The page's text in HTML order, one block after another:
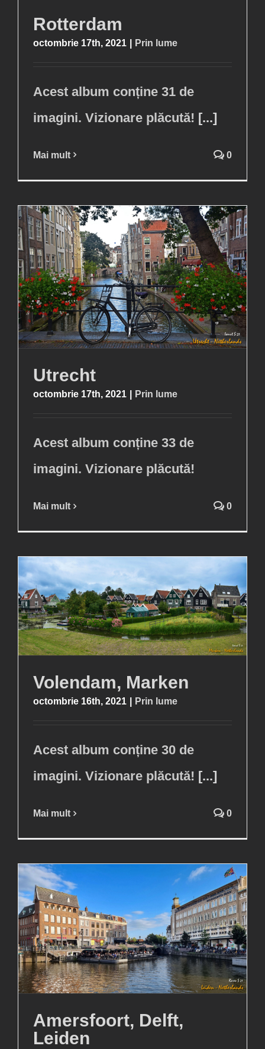
Rotterdam
octombrie 17th, 2021 Prin lume
Acest album conține 31 de
imagini. Vizionare plăcută! [...]
Mai mult 0
Utrecht
octombrie 17th, 2021 Prin lume
Acest album conține 33 de
imagini. Vizionare plăcută!
Mai mult 0
Volendam, Marken
octombrie 16th, 2021 Prin lume
Acest album conține 30 de
imagini. Vizionare plăcută! [...]
Mai mult 0
Amersfoort, Delft,
Leiden